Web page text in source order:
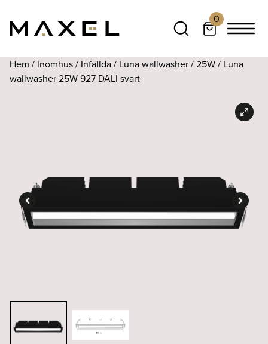
0
Hem / Inomhus/ Infällda/ Luna wallwasher/25W/ Luna
wallwasher 25W 927 DALI svart